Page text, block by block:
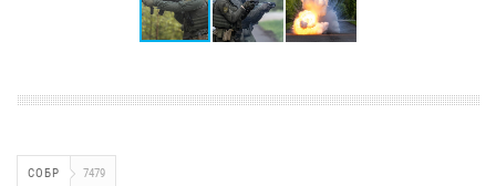
СОБР 7479